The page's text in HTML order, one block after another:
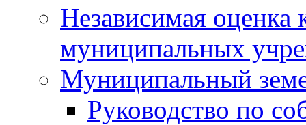
Независимая оценка
муниципальных
Муниципальный
Руководство по